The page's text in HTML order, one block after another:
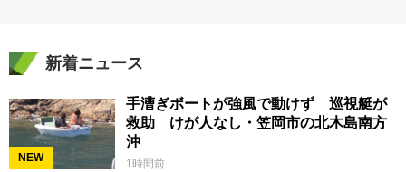
新着ニュース
NEW
手漕ぎボートが強風で動けず 巡視艇が
救助 けが人なし・笠岡市の北木島南方
沖
1時間前